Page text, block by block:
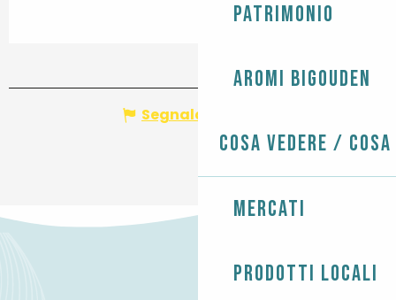
Patrimonio
Aromi Bigouden
Cosa vedere /
Mercati
Prodotti locali
Segnala un errore